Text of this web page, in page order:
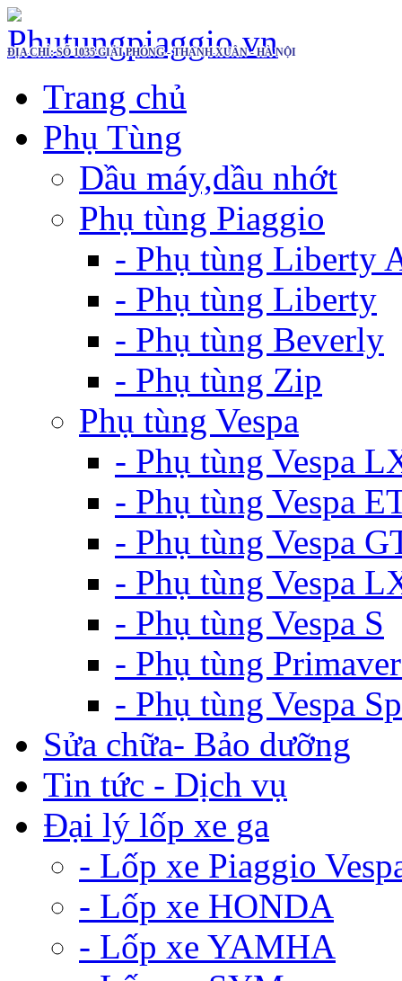
ĐỊA CHỈ: SỐ 1035 GIẢI PHÓNG - THANH XUÂN - HÀ NỘI
Trang chủ
Phụ Tùng
Dầu máy,dầu nhớt
Phụ tùng Piaggio
- Phụ tùng Liberty
- Phụ tùng Liberty
- Phụ tùng Beverly
- Phụ tùng Zip
Phụ tùng Vespa
- Phụ tùng Vespa
- Phụ tùng Vespa
- Phụ tùng Vespa
- Phụ tùng Vespa
- Phụ tùng Vespa S
- Phụ tùng
- Phụ tùng Vespa
Sửa chữa- Bảo dưỡng
Tin tức - Dịch vụ
Đại lý lốp xe ga
- Lốp xe Piaggio
- Lốp xe HONDA
- Lốp xe YAMHA